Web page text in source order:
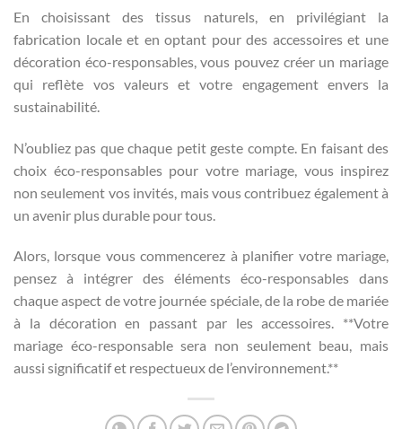
En choisissant des tissus naturels, en privilégiant la
fabrication locale et en optant pour des accessoires et une
décoration éco-responsables, vous pouvez créer un mariage
qui reflète vos valeurs et votre engagement envers la
sustainabilité.
N’oubliez pas que chaque petit geste compte. En faisant des
choix éco-responsables pour votre mariage, vous inspirez
non seulement vos invités, mais vous contribuez également à
un avenir plus durable pour tous.
Alors, lorsque vous commencerez à planifier votre mariage,
pensez à intégrer des éléments éco-responsables dans
chaque aspect de votre journée spéciale, de la robe de mariée
à la décoration en passant par les accessoires. **Votre
mariage éco-responsable sera non seulement beau, mais
aussi significatif et respectueux de l’environnement.**